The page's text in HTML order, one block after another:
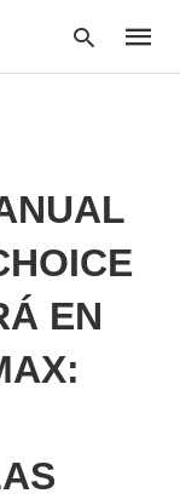
search
query
and
EN